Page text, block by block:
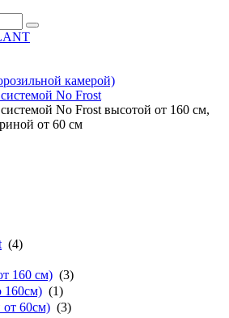
камерой)
No Frost
No Frost высотой от 160 см,
от 60 см
(4)
160 см) (3)
160см) (1)
60см) (3)